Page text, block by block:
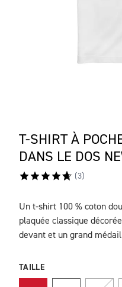
T-SHIRT À
DANS LE DOS
(3)
DESCRIPTION
Un t-shirt 100 % coton
plaquée classique
devant et un grand
TAILLE